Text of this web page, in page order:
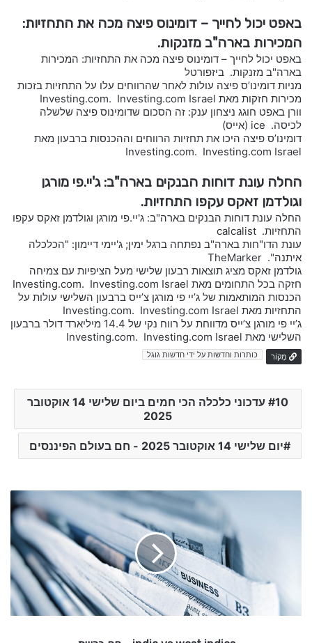
באפט יכול לחייך – דומינוס פיצה מכה את התחזיות:
המכירות בארה"ב מזנקות.
באפט יכול לחייך – דומינוס פיצה מכה את התחזיות: המכירות
בארה"ב מזנקות. ביזפורטל
מניות דומינו’ס פיצה עולות לאחר שהרווחים עלו על התחזיות בזכות
מכירות חזקות מאת Investing.com. Investing.com Israel
וורן באפט חוגג ניצחון ענק: זה הסכום שדומינוס פיצה שלשלה
לכיסה. ice (אייס)
דומינו’ס פיצה היכו את תחזיות הרווחים וההכנסות ברבעון מאת
Investing.com. Investing.com Israel
החלה עונת דוחות הבנקים בארה"ב: ג'יי.פי מורגן
וגולדמן זאקס עקפו התחזיות.
החלה עונת דוחות הבנקים בארה"ב: ג'יי.פי מורגן וגולדמן זאקס עקפו
התחזיות. calcalist
עונת הדו"חות בארה"ב נפתחה ברגל ימין; ג'יימי דיימון: "הכלכלה
איתנה". TheMarker
גולדמן זאקס מציג תוצאות רבעון שלישי מעל הציפיות עם צמיחה
חזקה בכל התחומים מאת Investing.com. Investing.com Israel
הכנסות המותאמות של ג’יי פי מורגן צ’ייס ברבעון השלישי עולות על
התחזיות מאת Investing.com. Investing.com Israel
ג’יי פי מורגן צ’ייס מדווחת על רווח נקי של 14.4 מיליארד דולר ברבעון
השלישי מאת Investing.com. Investing.com Israel
מָקוֹר כותרות וחדשות על ידי חדשות גוגל
10 עדכוני כלכלה הכי חמים ביום שלישי 14 אוקטובר
2025
יום שלישי 14 אוקטובר 2025 - חם בעולם הפיננסים
e